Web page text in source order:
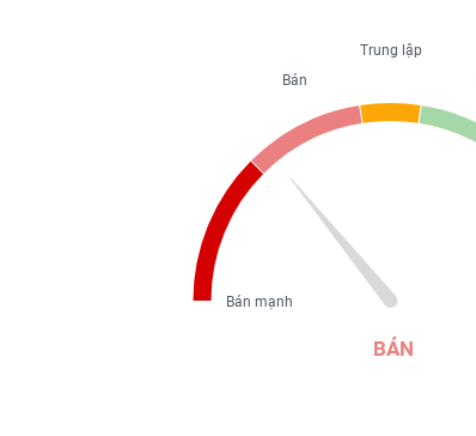
BÁN
Trung lập
Bán
Bán mạnh